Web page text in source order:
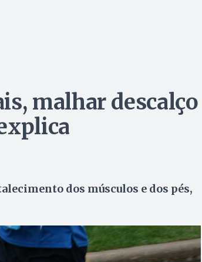
malhar descalço
dos músculos e dos pés,